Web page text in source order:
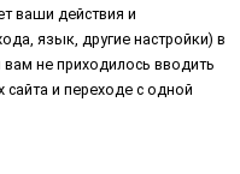
ваши действия и
язык, другие настройки) в
не приходилось вводить
и переходе с одной